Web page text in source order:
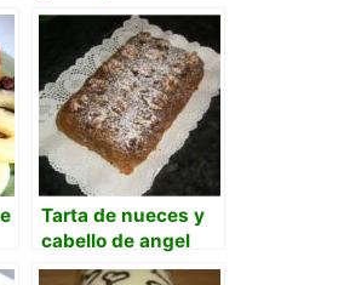
Tarta de nueces y
cabello de angel